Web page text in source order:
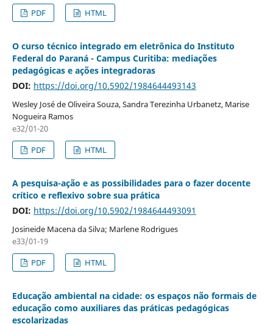
PDF
HTML
O curso técnico integrado em eletrônica do Instituto
Federal do Paraná - Campus Curitiba: mediações
pedagógicas e ações integradoras
DOI: https://doi.org/10.5902/1984644493143
Wesley José de Oliveira Souza, Sandra Terezinha Urbanetz, Marise
Nogueira Ramos
e32/01-20
PDF
HTML
A pesquisa-ação e as possibilidades para o fazer docente
crítico e reflexivo sobre sua prática
DOI: https://doi.org/10.5902/1984644493091
Josineide Macena da Silva; Marlene Rodrigues
e33/01-19
PDF
HTML
Educação ambiental na cidade: os espaços não formais de
educação como auxiliares das práticas pedagógicas
escolarizadas